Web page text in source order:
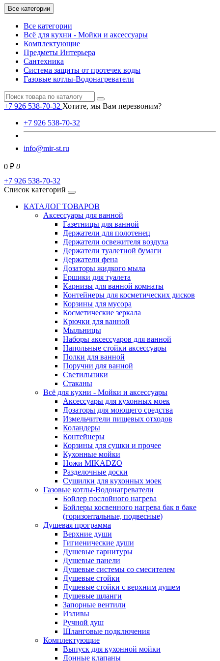
Все категории
Все категории
Всё для кухни - Мойки и аксессуары
Комплектующие
Предметы Интерьера
Сантехника
Система защиты от протечек воды
Газовые котлы-Водонагреватели
+7 926 538-70-32 Хотите, мы Вам перезвоним?
+7 926 538-70-32
info@mir-st.ru
0 ₽ 0
+7 926 538-70-32
Список категорий
КАТАЛОГ ТОВАРОВ
Аксессуары для ванной
Газетницы для ванной
Держатели для полотенец
Держатели освежителя воздуха
Держатели туалетной бумаги
Держатели фена
Дозаторы жидкого мыла
Ершики для туалета
Карнизы для ванной комнаты
Контейнеры для косметических дисков
Корзины для мусора
Косметические зеркала
Крючки для ванной
Мыльницы
Наборы аксессуаров для ванной
Напольные стойки аксессуары
Полки для ванной
Поручни для ванной
Светильники
Стаканы
Всё для кухни - Мойки и аксессуары
Аксессуары для кухонных моек
Дозаторы для моющего средства
Измельчители пищевых отходов
Коландеры
Контейнеры
Корзины для сушки и прочее
Кухонные мойки
Ножи MIKADZO
Разделочные доски
Сушилки для кухонных моек
Газовые котлы-Водонагреватели
Бойлер послойного нагрева
Бойлеры косвенного нагрева бак в баке
(горизонтальные, подвесные)
Душевая программа
Верхние души
Гигиенические души
Душевые гарнитуры
Душевые панели
Душевые системы со смесителем
Душевые стойки
Душевые стойки с верхним душем
Душевые шланги
Запорные вентили
Изливы
Ручной душ
Шланговые подключения
Комплектующие
Выпуск для кухонной мойки
Донные клапаны